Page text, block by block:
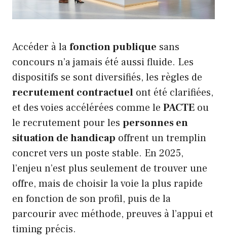
Accéder à lafonction publique sans
concours n’a jamais été aussi fluide. Les
dispositifs se sont diversifiés, les règles de
recrutement contractuel ont été clarifiées,
et des voies accélérées comme le PACTE ou
le recrutement pour les personnes en
situation de handicap offrent un tremplin
concret vers un poste stable. En 2025,
l’enjeu n’est plus seulement de trouver une
offre, mais de choisir la voie la plus rapide
en fonction de son profil, puis de la
parcourir avec méthode, preuves à l’appui et
timing précis.